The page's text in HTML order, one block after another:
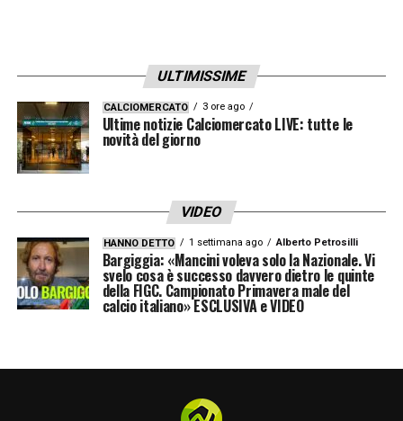
ULTIMISSIME
CALCIOMERCATO 3 ore ago
Ultime notizie Calciomercato LIVE: tutte le
novità del giorno
VIDEO
HANNO DETTO 1 settimana ago Alberto Petrosilli
Bargiggia: «Mancini voleva solo la Nazionale. Vi
svelo cosa è successo davvero dietro le quinte
della FIGC. Campionato Primavera male del
calcio italiano» ESCLUSIVA e VIDEO